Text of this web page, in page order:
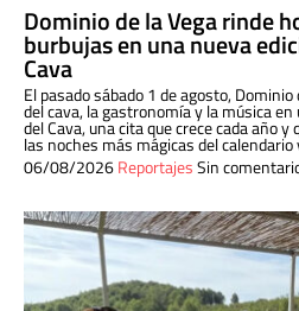
Dominio de la Vega rinde
burbujas en una nueva
Cava
El pasado sábado 1 de agosto,
del cava, la gastronomía y la música
del Cava, una cita que crece cada año
las noches más mágicas del
06/08/2026ReportajesSin